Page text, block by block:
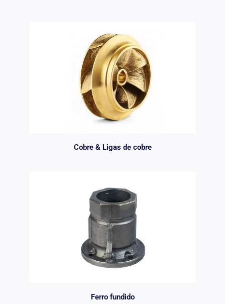
Cobre & Ligas de cobre
Ferro fundido